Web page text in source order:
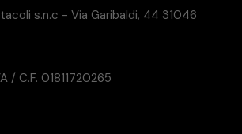
s.n.c - Via Garibaldi, 44 31046
/ C.F. 01811720265